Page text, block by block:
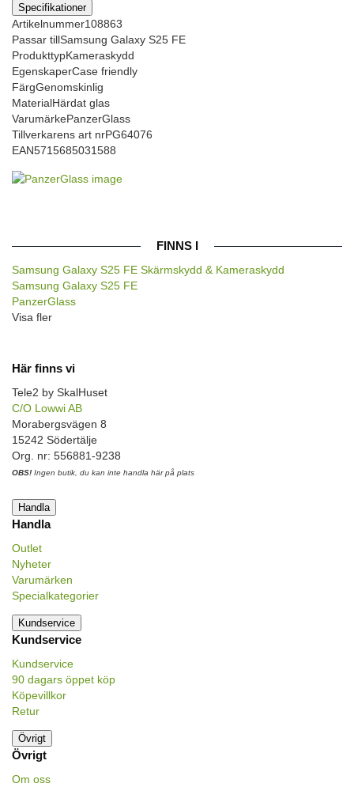
Specifikationer
Artikelnummer108863
Passar tillSamsung Galaxy S25 FE
ProdukttypKameraskydd
EgenskaperCase friendly
FärgGenomskinlig
MaterialHärdat glas
VarumärkePanzerGlass
Tillverkarens art nrPG64076
EAN5715685031588
FINNS I
Samsung Galaxy S25 FE Skärmskydd & Kameraskydd
Samsung Galaxy S25 FE
PanzerGlass
Visa fler
Här finns vi
Tele2 by SkalHuset
C/O Lowwi AB
Morabergsvägen 8
15242 Södertälje
Org. nr: 556881-9238
OBS! Ingen butik, du kan inte handla här på plats
Handla
Handla
Outlet
Nyheter
Varumärken
Specialkategorier
Kundservice
Kundservice
Kundservice
90 dagars öppet köp
Köpevillkor
Retur
Övrigt
Övrigt
Om oss